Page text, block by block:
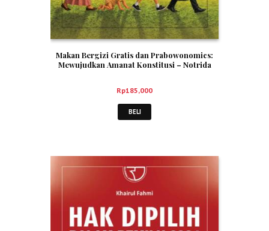
Makan Bergizi Gratis dan Prabowonomics:
Mewujudkan Amanat Konstitusi – Notrida
Rp185,000
BELI